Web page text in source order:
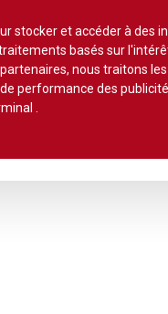
stocker et accéder à des
basés sur
nous traitons
performance des